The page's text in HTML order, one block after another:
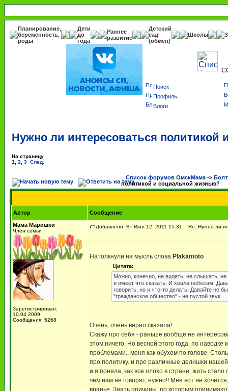
Планирование,
беременность,
роды
Дети
до
года
Раннее
развитие
Детский
сад
(обмен)
Школы
Поиск
Профиль
Блоги
Нужно ли интересоваться
На страницу
1
2 3 След.
Список форумов ОмскМама ->
политикой и социальной жизнью?
Автор
Сообщение
Мама Маришки
Член семьи
Зарегистрирован:
10.04.2009
Сообщения: 5268
Добавлено: Вт Июл 12, 2011 15:31 Re: Нужно ли
Натолкнули на мысль слова Plakamoto
Цитата:
Можно, конечно, не видеть, не слышать,
и имеет что сказать. И хвала небесам!
говорить, но и что-то делать. Давайте не
"гражданское общество" - не пустой звук.
Очень, очень верно сказала!
Скажу про себя - раньше вообще не
этом ничего. Но весной этого года, по
проблемами.. меня как обухом по голове.
про политику. и про различные делишки
и я поняла, как все плохо в стране, жить
чем нам не говорят, нужно!! Мне вот не
вранье. Знать причины, по которым